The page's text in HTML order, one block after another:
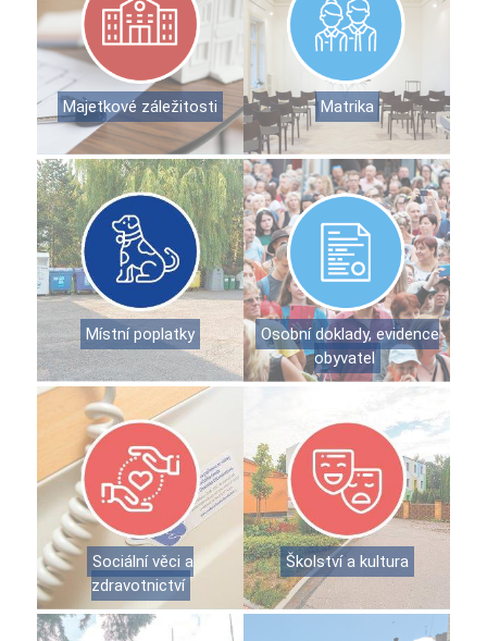
Majetkové záležitosti Matrika
Místní poplatky
Osobní doklady, evidence
obyvatel
Sociální věci a
zdravotnictví
Školství a kultura